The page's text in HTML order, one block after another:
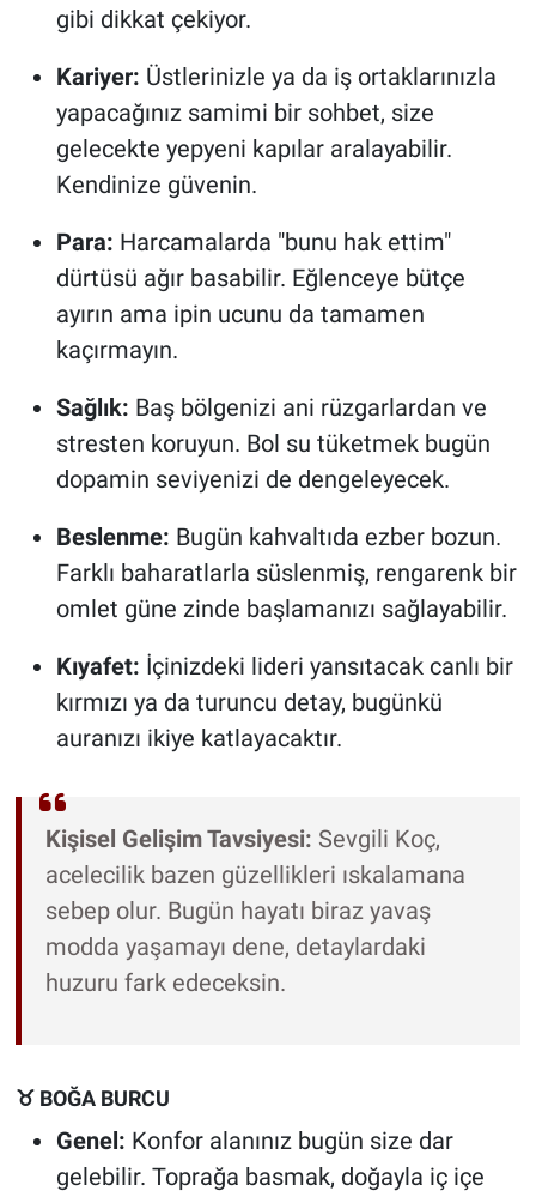
gibi dikkat çekiyor.
Kariyer: Üstlerinizle ya da iş ortaklarınızla
yapacağınız samimi bir sohbet, size
gelecekte yepyeni kapılar aralayabilir.
Kendinize güvenin.
Para: Harcamalarda "bunu hak ettim"
dürtüsü ağır basabilir. Eğlenceye bütçe
ayırın ama ipin ucunu da tamamen
kaçırmayın.
Sağlık: Baş bölgenizi ani rüzgarlardan ve
stresten koruyun. Bol su tüketmek bugün
dopamin seviyenizi de dengeleyecek.
Beslenme: Bugün kahvaltıda ezber bozun.
Farklı baharatlarla süslenmiş, rengarenk bir
omlet güne zinde başlamanızı sağlayabilir.
Kıyafet: İçinizdeki lideri yansıtacak canlı bir
kırmızı ya da turuncu detay, bugünkü
auranızı ikiye katlayacaktır.
Kişisel Gelişim Tavsiyesi: Sevgili Koç,
acelecilik bazen güzellikleri ıskalamana
sebep olur. Bugün hayatı biraz yavaş
modda yaşamayı dene, detaylardaki
huzuru fark edeceksin.
♉ BOĞA BURCU
Genel: Konfor alanınız bugün size dar
gelebilir. Toprağa basmak, doğayla iç içe